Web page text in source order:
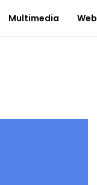
Multimedia Web